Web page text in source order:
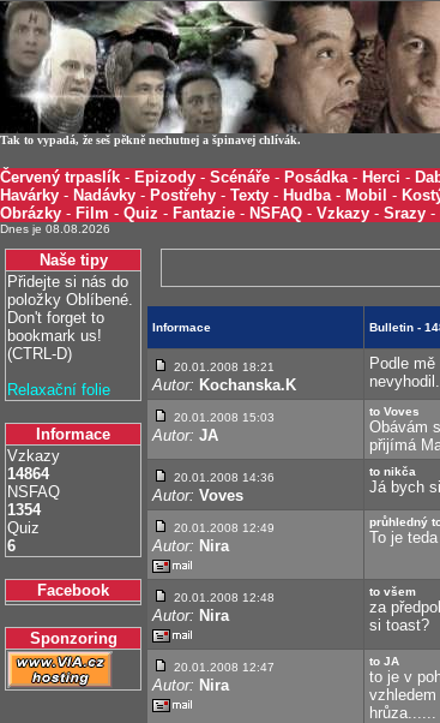
Tak to vypadá, že seš pěkně nechutnej a špinavej chlívák.
Červený trpaslík - Epizody - Scénáře - Posádka- Herci -
Havárky - Nadávky - Postřehy - Texty - Hudba- Mobil -
Obrázky - Film - Quiz - Fantazie - NSFAQ - Vzkazy - Srazy -
Dnes je 08.08.2026
Naše tipy
Přidejte si nás do
položky Oblíbené.
Don't forget to
bookmark us!
(CTRL-D)
Relaxační folie
Informace
Vzkazy
14864
NSFAQ
1354
Quiz
6
Facebook
Sponzoring
Informace Bulletin -
20.01.2008 18:21
Autor: Kochanska.K
Podle
20.01.2008 15:03
Autor: JA
to Voves
Obávám
přijímá
20.01.2008 14:36
Autor: Voves
to nikča
Já bych
20.01.2008 12:49
Autor: Nira
průhledný
To je
20.01.2008 12:48
Autor: Nira
to všem
za
si toast?
20.01.2008 12:47
Autor: Nira
to JA
to je v
hrůza......